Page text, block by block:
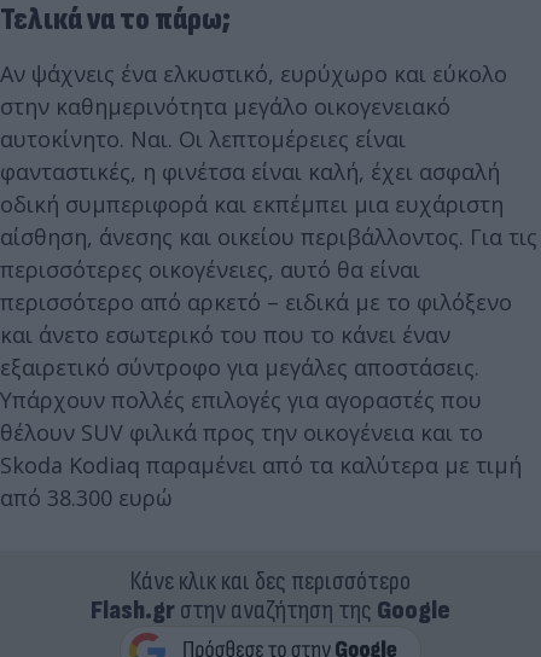
Τελικά να το πάρω;
Αν ψάχνεις ένα ελκυστικό, ευρύχωρο και εύκολο
στην καθημερινότητα μεγάλο οικογενειακό
αυτοκίνητο. Ναι. Οι λεπτομέρειες είναι
φανταστικές, η φινέτσα είναι καλή, έχει ασφαλή
οδική συμπεριφορά και εκπέμπει μια ευχάριστη
αίσθηση, άνεσης και οικείου περιβάλλοντος. Για τις
περισσότερες οικογένειες, αυτό θα είναι
περισσότερο από αρκετό – ειδικά με το φιλόξενο
και άνετο εσωτερικό του που το κάνει έναν
εξαιρετικό σύντροφο για μεγάλες αποστάσεις.
Υπάρχουν πολλές επιλογές για αγοραστές που
θέλουν SUV φιλικά προς την οικογένεια και το
Skoda Kodiaq παραμένει από τα καλύτερα με τιμή
από 38.300 ευρώ
Κάνε κλικ και δες περισσότερο
Flash.grστην αναζήτηση της Google